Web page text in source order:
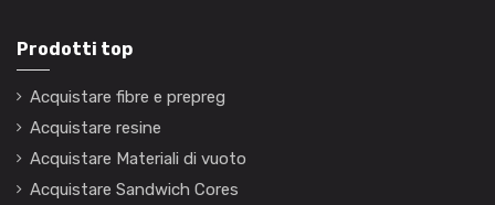
Prodotti top
Acquistare fibre e prepreg
Acquistare resine
Acquistare Materiali di vuoto
Acquistare Sandwich Cores